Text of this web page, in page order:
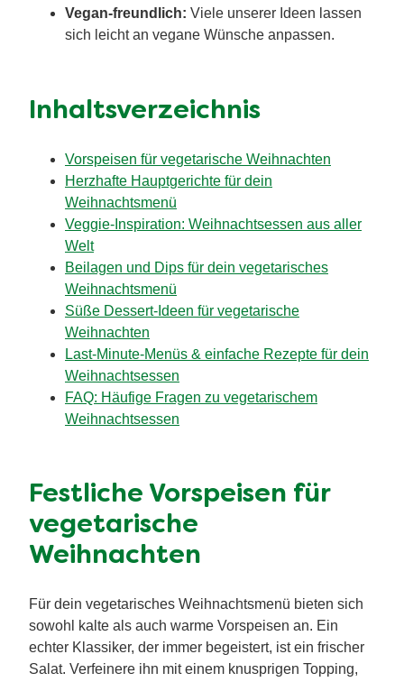
Vegan-freundlich: Viele unserer Ideen lassen
sich leicht an vegane Wünsche anpassen.
Inhaltsverzeichnis
Vorspeisen für vegetarische Weihnachten
Herzhafte Hauptgerichte für dein
Weihnachtsmenü
Veggie-Inspiration: Weihnachtsessen aus aller
Welt
Beilagen und Dips für dein vegetarisches
Weihnachtsmenü
Süße Dessert-Ideen für vegetarische
Weihnachten
Last-Minute-Menüs & einfache Rezepte für dein
Weihnachtsessen
FAQ: Häufige Fragen zu vegetarischem
Weihnachtsessen
Festliche Vorspeisen für
vegetarische
Weihnachten
Für dein vegetarisches Weihnachtsmenü bieten sich
sowohl kalte als auch warme Vorspeisen an. Ein
echter Klassiker, der immer begeistert, ist ein frischer
Salat. Verfeinere ihn mit einem knusprigen Topping,